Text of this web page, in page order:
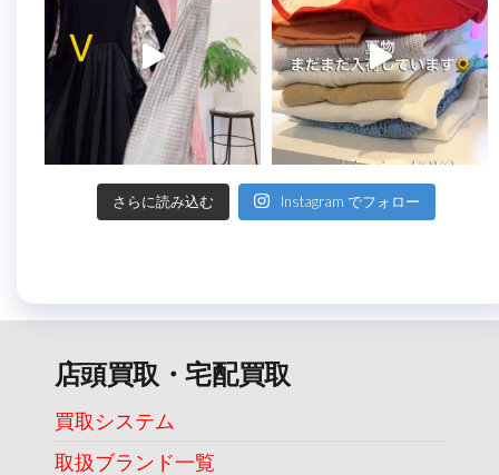
さらに読み込む Instagram でフォロー
店頭買取・宅配買取
買取システム
取扱ブランド一覧